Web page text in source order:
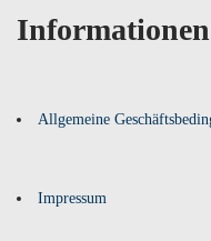
Informationen
Allgemeine
Impressum